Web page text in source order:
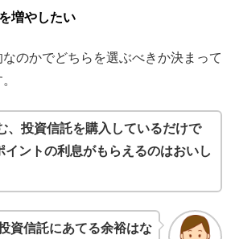
増やしたい
のかでどちらを選ぶべきか決まって
、投資信託を購入しているだけで
イントの利息がもらえるのはおいし
資信託にあてる余裕はな